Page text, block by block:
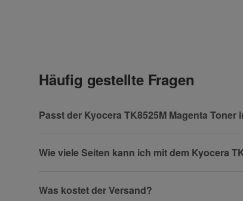
Häufig gestellte Fragen
Passt der Kyocera TK8525M Magenta Toner
Wie viele Seiten kann ich mit dem Kyocera
Was kostet der Versand?